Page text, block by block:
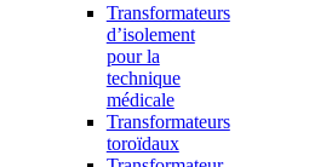
Transformateurs
d’isolement
pour la
technique
médicale
Transformateurs
toroïdaux